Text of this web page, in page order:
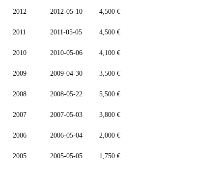
2012 2012-05-10 4,500 €
2011 2011-05-05 4,500 €
2010 2010-05-06 4,100 €
2009 2009-04-30 3,500 €
2008 2008-05-22 5,500 €
2007 2007-05-03 3,800 €
2006 2006-05-04 2,000 €
2005 2005-05-05 1,750 €